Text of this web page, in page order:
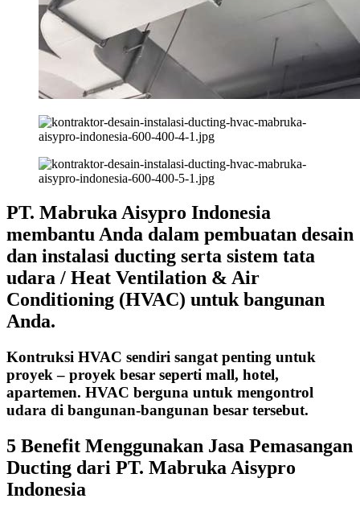
PT. Mabruka Aisypro Indonesia
membantu Anda dalam pembuatan desain
dan instalasi ducting serta sistem tata
udara / Heat Ventilation & Air
Conditioning (HVAC) untuk bangunan
Anda.
Kontruksi HVAC sendiri sangat penting untuk
proyek – proyek besar seperti mall, hotel,
apartemen. HVAC berguna untuk mengontrol
udara di bangunan-bangunan besar tersebut.
5 Benefit Menggunakan Jasa Pemasangan
Ducting dari PT. Mabruka Aisypro
Indonesia